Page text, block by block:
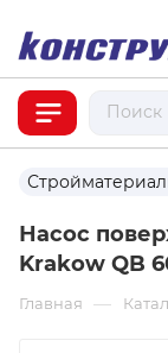
Насос
Krakow QB
Главная —